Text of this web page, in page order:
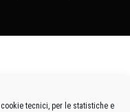
tecnici, per le statistiche e